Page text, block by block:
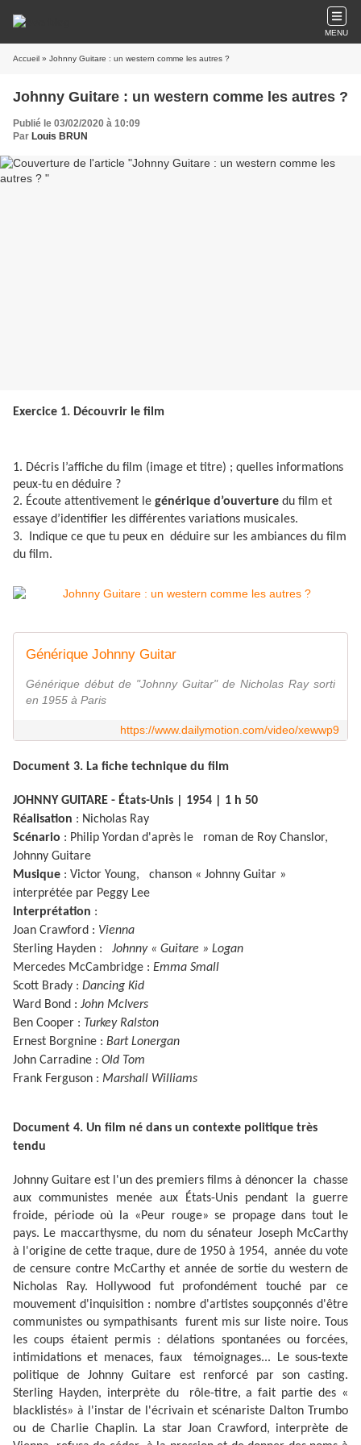
MENU
Accueil » Johnny Guitare : un western comme les autres ?
Johnny Guitare : un western comme les autres ?
Publié le 03/02/2020 à 10:09
Par Louis BRUN
Exercice 1. Découvrir le film
1. Décris l’affiche du film (image et titre) ; quelles informations
peux-tu en déduire ?
2. Écoute attentivement le générique d’ouverture du film et
essaye d’identifier les différentes variations musicales.
3. Indique ce que tu peux en déduire sur les ambiances du film
du film.
Générique Johnny Guitar
Générique début de "Johnny Guitar" de Nicholas Ray sorti
en 1955 à Paris
https://www.dailymotion.com/video/xewwp9
Document 3. La fiche technique du film
JOHNNY GUITARE - États-Unis | 1954 | 1 h 50
Réalisation : Nicholas Ray
Scénario : Philip Yordan d'après le roman de Roy Chanslor,
Johnny Guitare
Musique : Victor Young, chanson « Johnny Guitar »
interprétée par Peggy Lee
Interprétation :
Joan Crawford : Vienna
Sterling Hayden : Johnny « Guitare » Logan
Mercedes McCambridge : Emma Small
Scott Brady : Dancing Kid
Ward Bond : John McIvers
Ben Cooper : Turkey Ralston
Ernest Borgnine : Bart Lonergan
John Carradine : Old Tom
Frank Ferguson : Marshall Williams
Document 4. Un film né dans un contexte politique très
tendu
Johnny Guitare est l'un des premiers films à dénoncer la chasse
aux communistes menée aux États-Unis pendant la guerre
froide, période où la «Peur rouge» se propage dans tout le
pays. Le maccarthysme, du nom du sénateur Joseph McCarthy
à l'origine de cette traque, dure de 1950 à 1954, année du vote
de censure contre McCarthy et année de sortie du western de
Nicholas Ray. Hollywood fut profondément touché par ce
mouvement d'inquisition : nombre d'artistes soupçonnés d'être
communistes ou sympathisants furent mis sur liste noire. Tous
les coups étaient permis : délations spontanées ou forcées,
intimidations et menaces, faux témoignages... Le sous-texte
politique de Johnny Guitare est renforcé par son casting.
Sterling Hayden, interprète du rôle-titre, a fait partie des «
blacklistés» à l'instar de l'écrivain et scénariste Dalton Trumbo
ou de Charlie Chaplin. La star Joan Crawford, interprète de